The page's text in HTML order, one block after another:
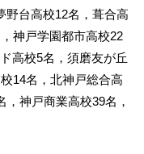
野台高校12名，葺合高
神戸学園都市高校22
高校5名，須磨友が丘
14名，北神戸総合高
神戸商業高校39名，